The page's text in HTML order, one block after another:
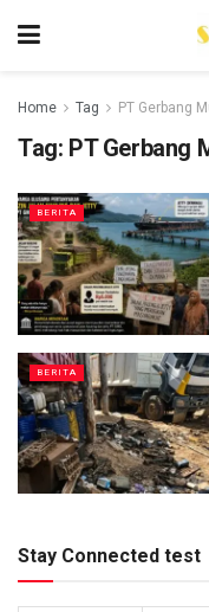
Home Tag PT Gerbang
Tag: PT Gerbang
BERITA
BERITA
Stay Connected test